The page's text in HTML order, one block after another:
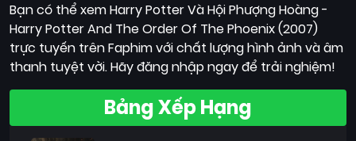
Bạn có thể xem Harry Potter Và Hội Phượng Hoàng -
Harry Potter And The Order Of The Phoenix (2007)
trực tuyến trên Faphim với chất lượng hình ảnh và âm
thanh tuyệt vời. Hãy đăng nhập ngay để trải nghiệm!
Bảng Xếp Hạng